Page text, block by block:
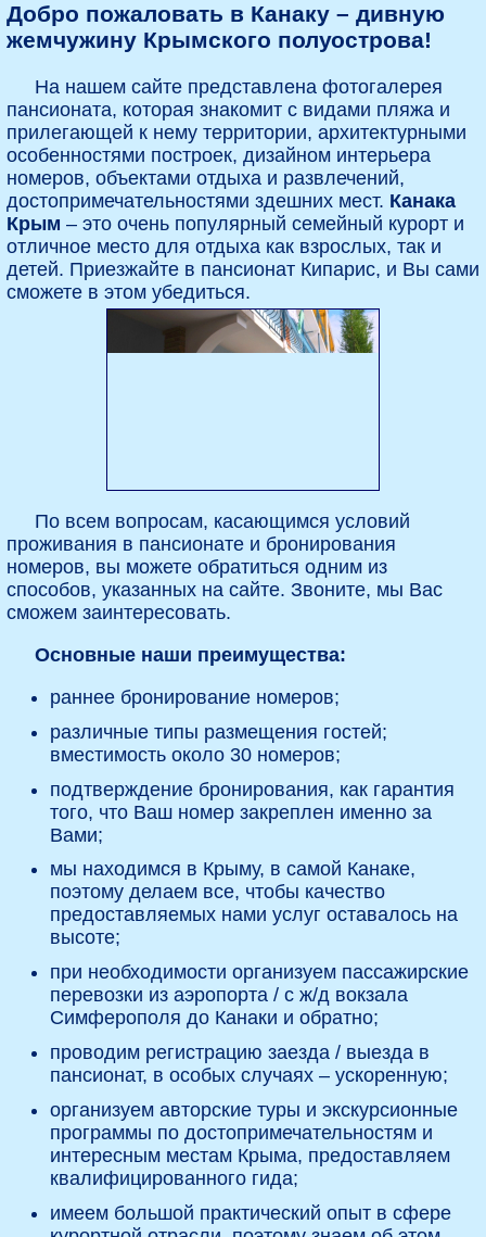
Добро пожаловать в Канаку – дивную
жемчужину Крымского полуострова!
На нашем сайте представлена фотогалерея
пансионата, которая знакомит с видами пляжа и
прилегающей к нему территории, архитектурными
особенностями построек, дизайном интерьера
номеров, объектами отдыха и развлечений,
достопримечательностями здешних мест. Канака
Крым – это очень популярный семейный курорт и
отличное место для отдыха как взрослых, так и
детей. Приезжайте в пансионат Кипарис, и Вы сами
сможете в этом убедиться.
По всем вопросам, касающимся условий
проживания в пансионате и бронирования
номеров, вы можете обратиться одним из
способов, указанных на сайте. Звоните, мы Вас
сможем заинтересовать.
Основные наши преимущества:
раннее бронирование номеров;
различные типы размещения гостей;
вместимость около 30 номеров;
подтверждение бронирования, как гарантия
того, что Ваш номер закреплен именно за
Вами;
мы находимся в Крыму, в самой Канаке,
поэтому делаем все, чтобы качество
предоставляемых нами услуг оставалось на
высоте;
при необходимости организуем пассажирские
перевозки из аэропорта / с ж/д вокзала
Симферополя до Канаки и обратно;
проводим регистрацию заезда / выезда в
пансионат, в особых случаях – ускоренную;
организуем авторские туры и экскурсионные
программы по достопримечательностям и
интересным местам Крыма, предоставляем
квалифицированного гида;
имеем большой практический опыт в сфере